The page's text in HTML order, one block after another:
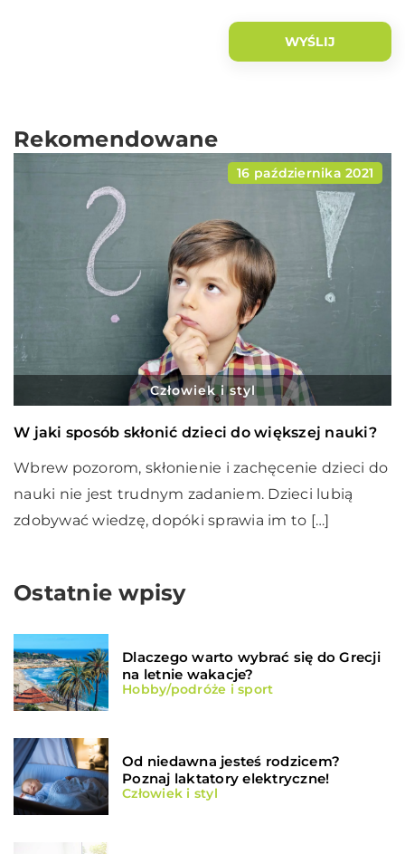
Rekomendowane
16 października 2021
Człowiek i styl
W jaki sposób skłonić dzieci do większej nauki?
Wbrew pozorom, skłonienie i zachęcenie dzieci do
nauki nie jest trudnym zadaniem. Dzieci lubią
zdobywać wiedzę, dopóki sprawia im to […]
Ostatnie wpisy
Dlaczego warto wybrać się do Grecji
na letnie wakacje?
Hobby/podróże i sport
Od niedawna jesteś rodzicem?
Poznaj laktatory elektryczne!
Człowiek i styl